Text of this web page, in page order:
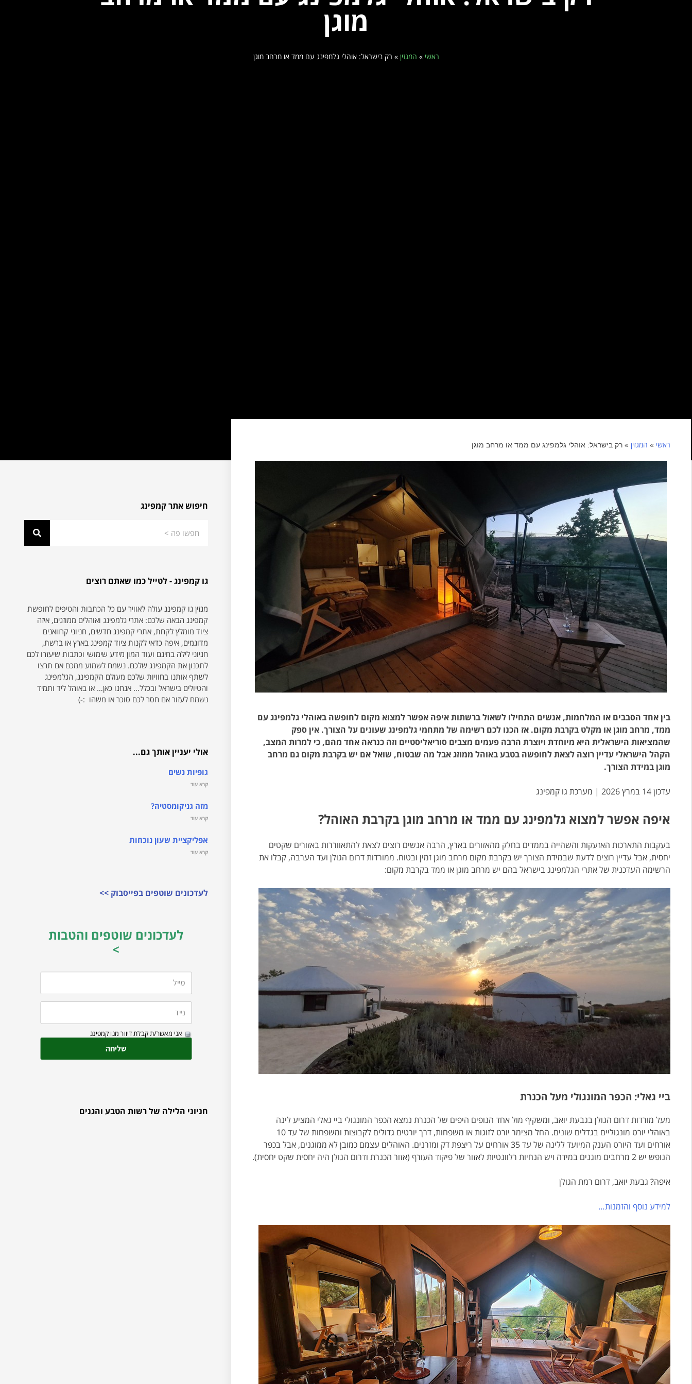
מוגן
ראשי » המגזין » רק בישראל: אוהלי גלמפינג עם ממד או מרחב מוגן
ראשי » המגזין » רק בישראל: אוהלי גלמפינג עם ממד או מרחב מוגן
בין אחד הסבבים או המלחמות, אנשים התחילו לשאול ברשתות איפה אפשר למצוא מקום לחופשה באוהלי גלמפינג עם
ממד, מרחב מוגן או מקלט בקרבת מקום. אז הכנו לכם רשימה של מתחמי גלמפינג שעונים על הצורך. אין ספק
שהמציאות הישראלית היא מיוחדת ויוצרת הרבה פעמים מצבים סוריאליסטיים וזה כנראה אחד מהם, כי למרות המצב,
הקהל הישראלי עדיין רוצה לצאת לחופשה בטבע באוהל ממוזג אבל מה שבטוח, שואל אם יש בקרבת מקום גם מרחב
מוגן במידת הצורך.
עדכון 14 במרץ 2026 | מערכת גו קמפינג
איפה אפשר למצוא גלמפינג עם ממד או מרחב מוגן בקרבת האוהל?
בעקבות התארכות האזעקות והשהייה בממדים בחלק מהאזורים בארץ, הרבה אנשים רוצים לצאת להתאווררות באזורים שקטים
יחסית, אבל עדיין רוצים לדעת שבמידת הצורך יש בקרבת מקום מרחב מוגן זמין ובטוח. ממורדות דרום הגולן ועד הערבה, קבלו את
הרשימה העדכנית של אתרי הגלמפינג בישראל בהם יש מרחב מוגן או ממד בקרבת מקום:
ביי גאלי: הכפר המונגולי מעל הכנרת
מעל מורדות דרום הגולן בגבעת יואב, ומשקיף מול אחד הנופים היפים של הכנרת נמצא הכפר המונגולי ביי גאלי המציע לינה
באוהלי יורט מונגוליים בגדלים שונים. החל מצימר יורט לזוגות או משפחות, דרך יורטים גדולים לקבוצות ומשפחות של עד 10
אורחים ועד היורט הענק המיועד ללינה של עד 35 אורחים על ריצפת דק ומזרנים. האוהלים עצמם כמובן לא ממוגנים, אבל בכפר
הנופש יש 2 מרחבים מוגנים במידה ויש הנחיות רלוונטיות לאזור של פיקוד העורף (אזור הכנרת ודרום הגולן היה יחסית שקט יחסית).
איפה? גבעת יואב, דרום רמת הגולן
למידע נוסף והזמנות…
חיפוש אתר קמפינג
גו קמפינג - לטייל כמו שאתם רוצים
מגזין גו קמפינג עולה לאוויר עם כל הכתבות והטיפים לחופשת
קמפינג הבאה שלכם: אתרי גלמפינג ואוהלים ממוזגים, איזה
ציוד מומלץ לקחת, אתרי קמפינג חדשים, חניוני קרוואנים
מדוגמים, איפה כדאי לקנות ציוד קמפינג בארץ או ברשת,
חניוני לילה בחינם ועוד המון מידע שימושי וכתבות שיעזרו לכם
לתכנון את הקמפינג שלכם. נשמח לשמוע ממכם אם תרצו
לשתף אותנו בחוויות שלכם מעולם הקמפינג, הגלמפינג
והטיולים בישראל ובכלל… אנחנו כאן… או באוהל ליד ותמיד
נשמח לעזור אם חסר לכם סוכר או משהו :-)
אולי יעניין אותך גם...
גופיות נשים
קרא עוד
מזה גניקומסטיה?
קרא עוד
אפליקציית שעון נוכחות
קרא עוד
לעדכונים שוטפים בפייסבוק >>
לעדכונים שוטפים והטבות
>
אני מאשר/ת קבלת דיוור מגו קמפינג
חניוני הלילה של רשות הטבע והגנים